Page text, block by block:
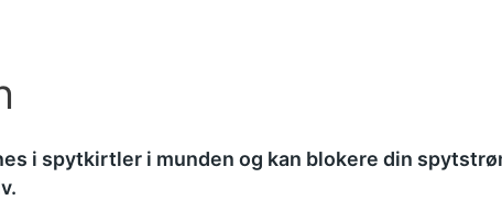
i spytkirtler i munden og kan blokere din